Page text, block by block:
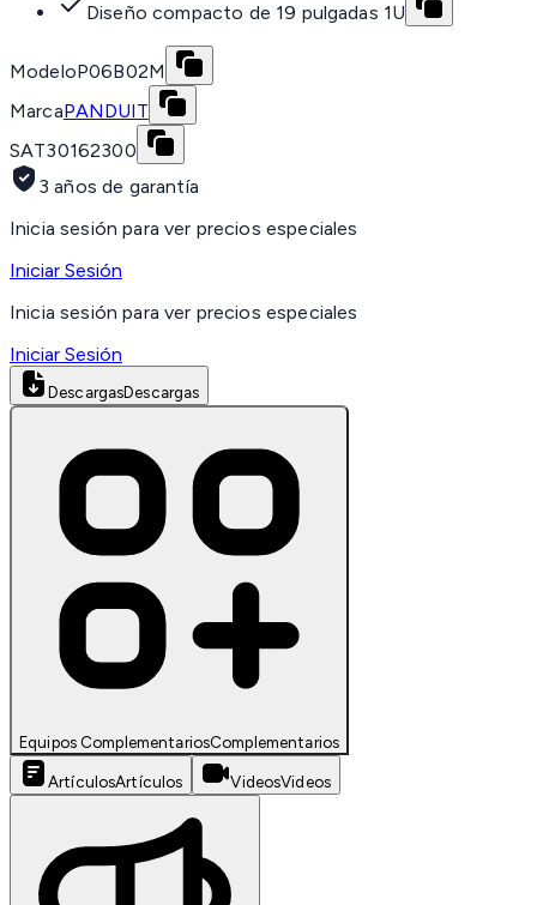
Diseño compacto de 19 pulgadas 1U
ModeloP06B02M
MarcaPANDUIT
SAT30162300
3 años de garantía
Inicia sesión para ver precios especiales
Iniciar Sesión
Inicia sesión para ver precios especiales
Iniciar Sesión
DescargasDescargas
Equipos ComplementariosComplementarios
ArtículosArtículos VideosVideos